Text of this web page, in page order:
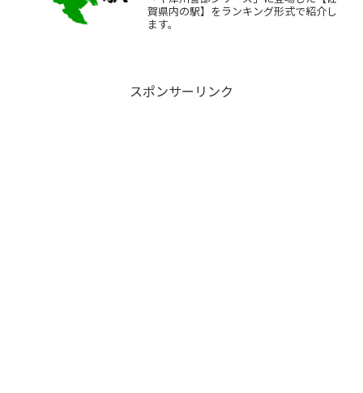
賀県内の駅】をランキング形式で紹介し
ます。
スポンサーリンク